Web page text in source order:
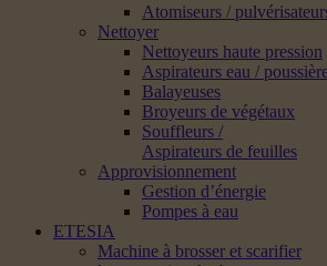
Atomiseurs /
Nettoyer
Nettoyeurs haute pression
Aspirateurs eau /
Balayeuses
Broyeurs de végétaux
Souffleurs /
Aspirateurs de feuilles
Approvisionnement
Gestion d’énergie
Pompes à eau
ETESIA
Machine à brosser et scarifier